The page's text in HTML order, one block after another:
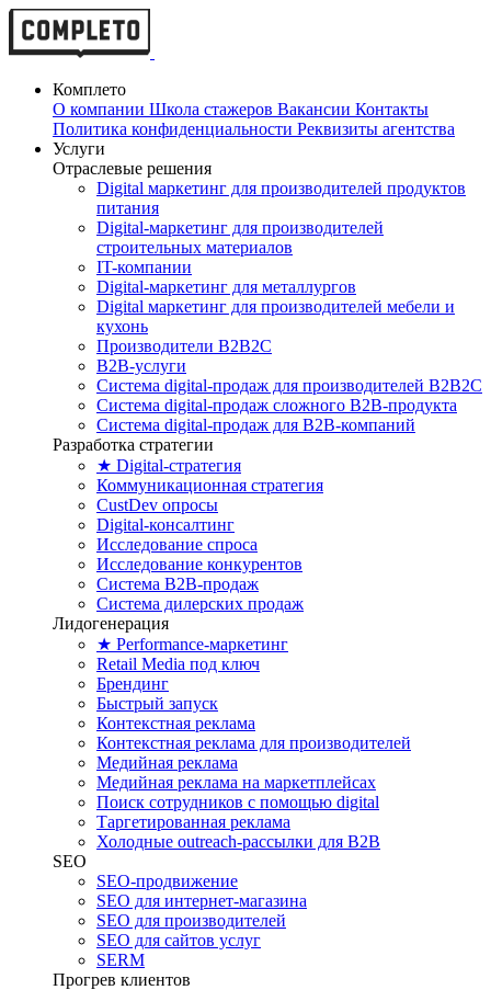
Комплето
О компании Школа стажеров Вакансии Контакты
Политика конфиденциальности Реквизиты агентства
Услуги
Отраслевые решения
Digital маркетинг для производителей продуктов
питания
Digital-маркетинг для производителей
строительных материалов
IT-компании
Digital-маркетинг для металлургов
Digital маркетинг для производителей мебели и
кухонь
Производители B2B2C
B2B-услуги
Cистема digital-продаж для производителей B2B2C
Система digital-продаж сложного B2B-продукта
Система digital-продаж для B2B-компаний
Разработка стратегии
★ Digital-стратегия
Коммуникационная стратегия
CustDev опросы
Digital-консалтинг
Исследование спроса
Исследование конкурентов
Система B2B-продаж
Система дилерских продаж
Лидогенерация
★ Performance-маркетинг
Retail Media под ключ
Брендинг
Быстрый запуск
Контекстная реклама
Контекстная реклама для производителей
Медийная реклама
Медийная реклама на маркетплейсах
Поиск сотрудников с помощью digital
Таргетированная реклама
Холодные outreach-рассылки для B2B
SEO
SEO-продвижение
SEO для интернет-магазина
SEO для производителей
SEO для сайтов услуг
SERM
Прогрев клиентов